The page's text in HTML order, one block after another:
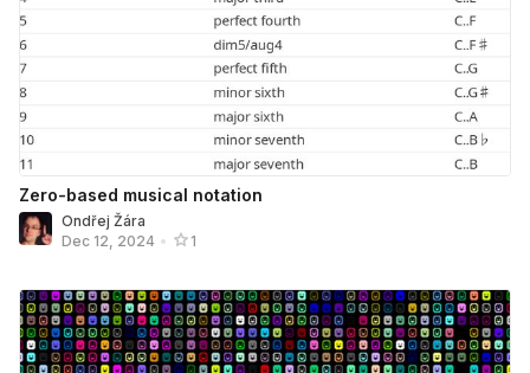
Zero-based musical notation
Ondřej Žára
Dec 12, 2024 • 1